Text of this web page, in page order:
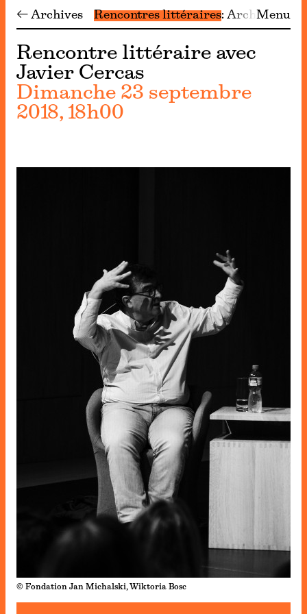
← Archives Rencontres littéraires Archives
Menu
Rencontre littéraire avec
Javier Cercas
Dimanche 23 septembre
2018, 18h00
© Fondation Jan Michalski, Wiktoria Bosc